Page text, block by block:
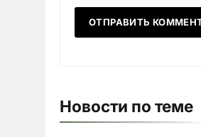
Новости по теме